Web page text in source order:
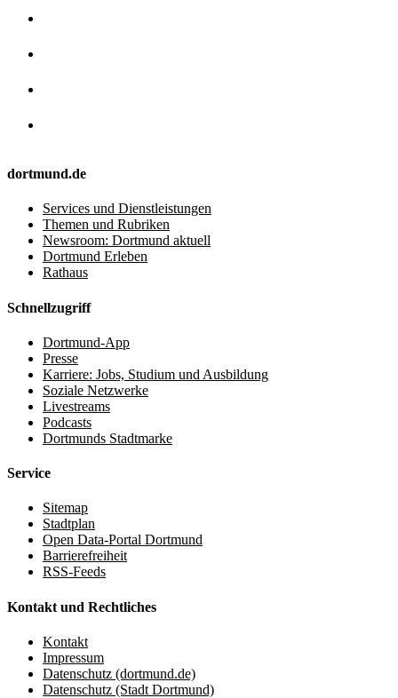
dortmund.de
Services und Dienstleistungen
Themen und Rubriken
Newsroom: Dortmund aktuell
Dortmund Erleben
Rathaus
Schnellzugriff
Dortmund-App
Presse
Karriere: Jobs, Studium und Ausbildung
Soziale Netzwerke
Livestreams
Podcasts
Dortmunds Stadtmarke
Service
Sitemap
Stadtplan
Open Data-Portal Dortmund
Barrierefreiheit
RSS-Feeds
Kontakt und Rechtliches
Kontakt
Impressum
Datenschutz (dortmund.de)
Datenschutz (Stadt Dortmund)